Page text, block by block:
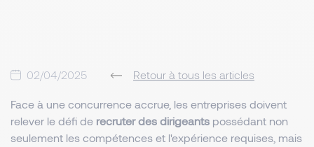
02/04/2025 Retour à tous les articles
Face à une concurrence accrue, les entreprises doivent
relever le défi de recruter des dirigeants possédant non
seulement les compétences et l'expérience requises, mais